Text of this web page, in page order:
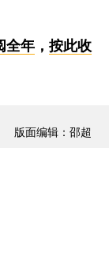
全年， 按此收
版面编辑：邵超